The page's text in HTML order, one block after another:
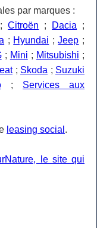
par marques :
;Citroën ; Dacia ;
; Hyundai ;Jeep ;
; Mini ; Mitsubishi ;
; Skoda ; Suzuki
; Services aux
leasing social .
le site qui